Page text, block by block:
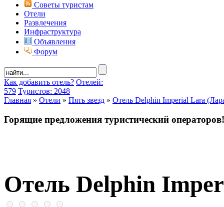
Советы туристам
Отели
Развлечения
Инфраструктура
Объявления
Форум
Как добавить отель? Отелей:
579 Туристов: 2048
Главная » Отели » Пять звезд » Отель Delphin Imperial Lara
Горящие предложения туристический операторов!
Отель Delphin